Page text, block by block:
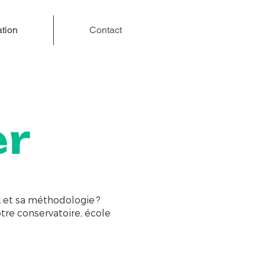
Contact
et sa méthodologie ?
conservatoire, école